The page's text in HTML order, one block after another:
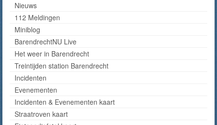
Nieuws
112 Meldingen
Miniblog
BarendrechtNU Live
Het weer in Barendrecht
Treintijden station Barendrecht
Incidenten
Evenementen
Incidenten & Evenementen kaart
Straatroven kaart